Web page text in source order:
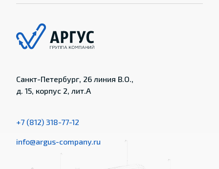
Санкт-Петербург, 26 линия В.О.,
д. 15, корпус 2, лит.А
+7 (812) 318-77-12
info@argus-company.ru